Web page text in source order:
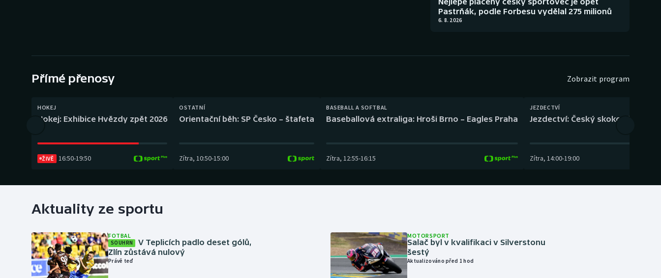
Gymnastika Plážový volejbal
Pastrňák, podle Forbesu vydělal 275 milionů
6. 8. 2026
Přímé přenosy Zobrazit program
HOKEJ
Hokej: Exhibice Hvězdy zpět 2026
ŽIVĚ 16:50-19:50
OSTATNÍ
Orientační běh: SP Česko – štafeta
Zítra, 10:50-15:00
BASEBALL A SOFTBAL
Baseballová extraliga: Hroši Brno – Eagles Praha
Zítra, 12:55-16:15
JEZDECTVÍ
Jezdectví: Český skokový pohár
Zítra, 14:00-19:00
Aktuality ze sportu
FOTBAL
SOUHRN
V Teplicích padlo deset gólů,
Zlín zůstává nulový
Právě teď
MOTORSPORT
Salač byl v kvalifikaci v Silverstonu
šestý
Aktualizováno před 1 hod